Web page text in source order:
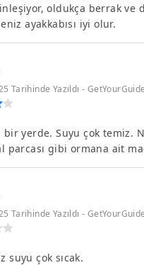
oldukça berrak ve
ayakkabısı iyi olur.
Tarihinde Yazıldı - GetYourGuide
bir yerde. Suyu çok temiz.
parcası gibi ormana ait
Tarihinde Yazıldı - GetYourGuide
suyu çok sıcak.